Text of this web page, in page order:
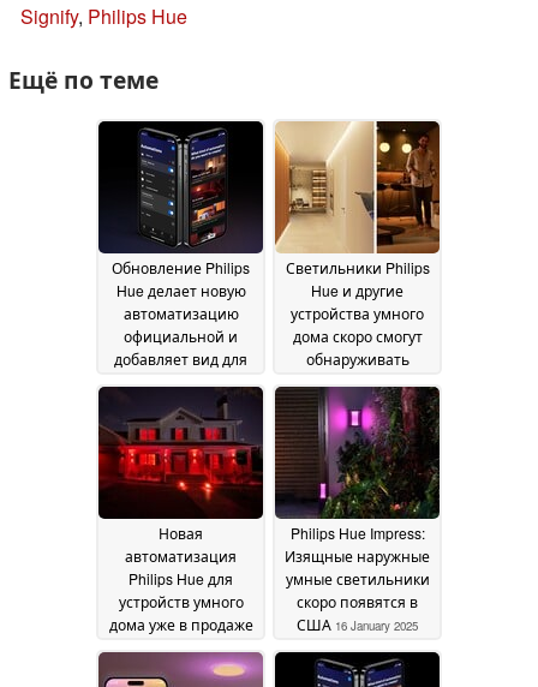
Signify, Philips Hue
Ещё по теме
Обновление Philips
Hue делает новую
автоматизацию
официальной и
добавляет вид для
25 January 2025
Светильники Philips
Hue и другие
устройства умного
дома скоро смогут
обнаруживать
бесплатному
обновлению23 January
2025
Новая
автоматизация
Philips Hue для
устройств умного
дома уже в продаже
21 January 2025
Philips Hue Impress:
Изящные наружные
умные светильники
скоро появятся в
США 16 January 2025